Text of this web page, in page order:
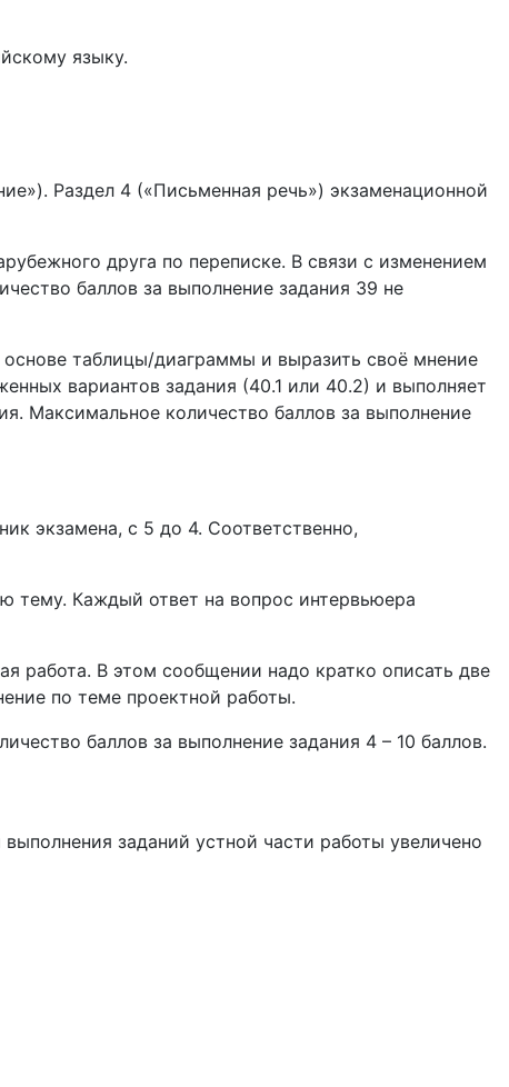
языку.
Раздел 4 («Письменная речь») экзаменационной
друга по переписке. В связи с изменением
баллов за выполнение задания 39 не
таблицы/диаграммы и выразить своё мнение
вариантов задания (40.1 или 40.2) и выполняет
Максимальное количество баллов за выполнение
экзамена, с 5 до 4. Соответственно,
тему. Каждый ответ на вопрос интервьюера
работа. В этом сообщении надо кратко описать две
по теме проектной работы.
баллов за выполнение задания 4 – 10 баллов.
заданий устной части работы увеличено